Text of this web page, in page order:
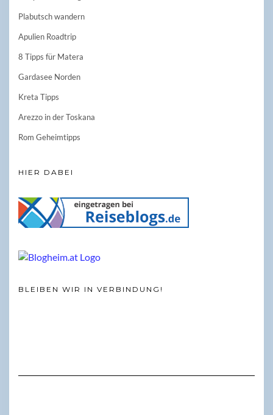
Plabutsch wandern
Apulien Roadtrip
8 Tipps für Matera
Gardasee Norden
Kreta Tipps
Arezzo in der Toskana
Rom Geheimtipps
HIER DABEI
BLEIBEN WIR IN VERBINDUNG!